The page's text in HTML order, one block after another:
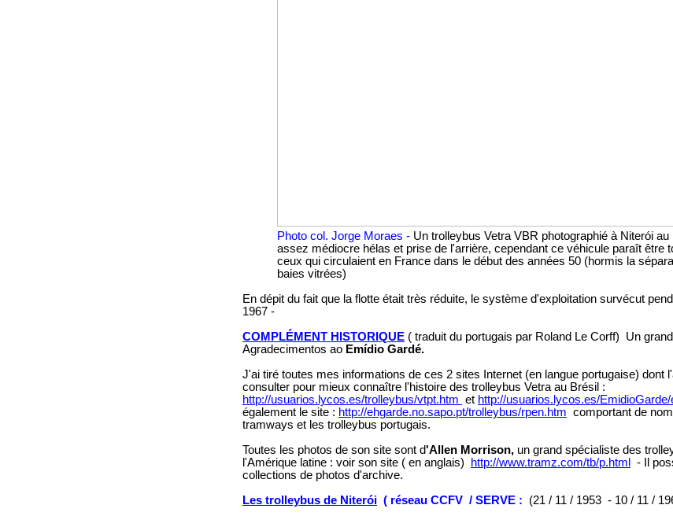
Photo col. Jorge Moraes - Un trolleybus Vetra VBR photographié à Niterói
assez médiocre hélas et prise de l'arrière, cependant ce véhicule paraît être
ceux qui circulaient en France dans le début des années 50 (hormis la
baies vitrées)
En dépit du fait que la flotte était très réduite, le système d'exploitation survécut
1967 -
COMPLÉMENT HISTORIQUE ( traduit du portugais par Roland Le Corff) Un
Agradecimentos ao Emídio Gardé.
J'ai tiré toutes mes informations de ces 2 sites Internet (en langue portugaise) dont
consulter pour mieux connaître l'histoire des trolleybus Vetra au Brésil :
http://usuarios.lycos.es/trolleybus/vtpt.htm et http://usuarios.lycos.es/
également le site : http://ehgarde.no.sapo.pt/trolleybus/rpen.htm comportant de
tramways et les trolleybus portugais.
Toutes les photos de son site sont d'Allen Morrison, un grand spécialiste des
l'Amérique latine : voir son site ( en anglais)
http://www.tramz.com/tb/p.html
- Il
collections de photos d'archive.
Les trolleybus de Niterói ( réseau CCFV / SERVE :
(21 / 11 / 1953 - 10 / 11 /